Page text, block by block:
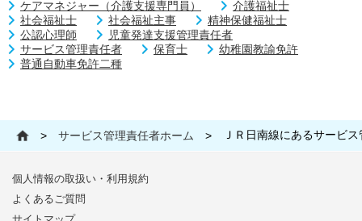
ケアマネジャー（介護支援専門員）
介護福祉士
社会福祉士
社会福祉主事
精神保健福祉士
公認心理師
児童発達支援管理責任者
サービス管理責任者
保育士
幼稚園教諭免許
普通自動車免許二種
> サービス管理責任者ホーム > ＪＲ日南線にあるサービ
個人情報の取扱い・利用規約
よくあるご質問